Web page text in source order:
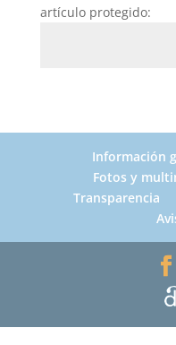
artículo protegido:
Información
Fotos y
Transparencia